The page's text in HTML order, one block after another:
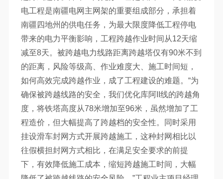
电工程是南疆电网主网架的重要组成部分，承担着
南疆四地州的供电任务，为最大限度降低工程停电
带来的电力平衡影响，工程跨越作业时间从12天缩
减至8天。被跨越电力线路距离跨越塔仅有90米不到
的距离，风险等级高、作业难度大、施工时间短，
如何高效完成跨越作业，成了工程建设的难题。“为
确保被跨越线路的安全，我们优化库阿II线的跨越角
度，将铁塔高度从78米增加至96米，虽然增加了工
程造价，但大幅提高了跨越档的安全性。同时采用
挂设滑车封网方式开展跨越施工，这种封网相比以
往假横担封网方式相比，在满足安全要求的前提
下，有效降低施工成本，缩短跨越施工时间，大幅